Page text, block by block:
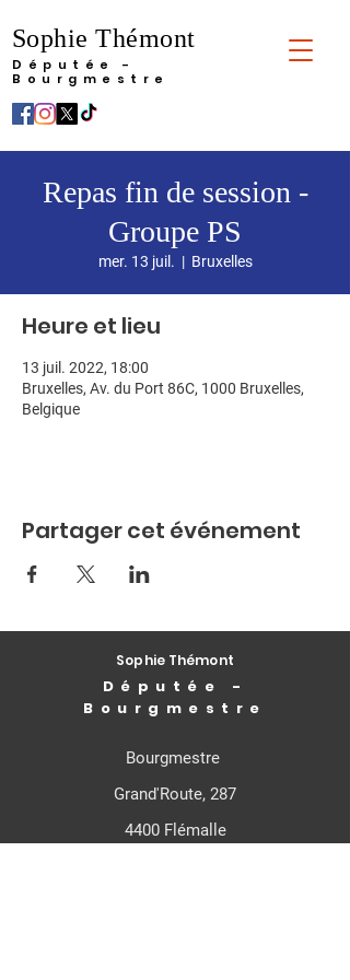
Sophie Thémont
Députée -
Bourgmestre
Repas fin de session -
Groupe PS
mer. 13 juil.
  |
Bruxelles
Heure et lieu
13 juil. 2022, 18:00
Bruxelles, Av. du Port 86C, 1000 Bruxelles,
Belgique
Partager cet événement
Sophie Thémont
Députée -
Bourgmestre
Bourgmestre
Grand'Route, 287
4400 Flémalle